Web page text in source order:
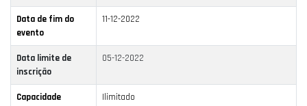
Data de fim do
evento
11-12-2022
Data limite de
inscrição
05-12-2022
Capacidade Ilimitado